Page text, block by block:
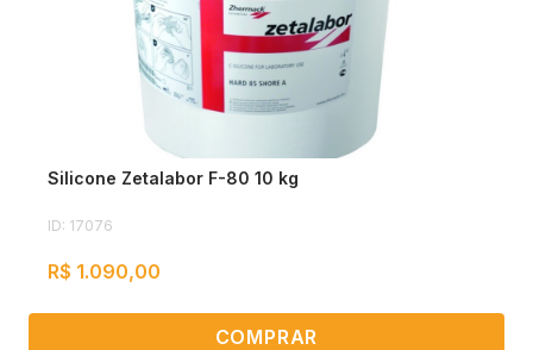
Silicone Zetalabor F-80 10 kg
ID: 17076
R$ 1.090,00
COMPRAR